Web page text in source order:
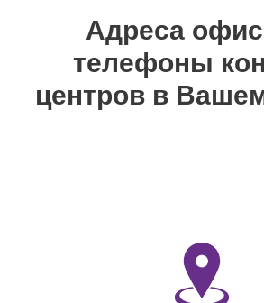
Адреса
телефоны
центров в